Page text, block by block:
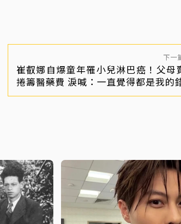
下一
崔叡娜自爆童年罹小兒淋巴癌！父母
捲籌醫藥費 淚喊：一直覺得都是我的